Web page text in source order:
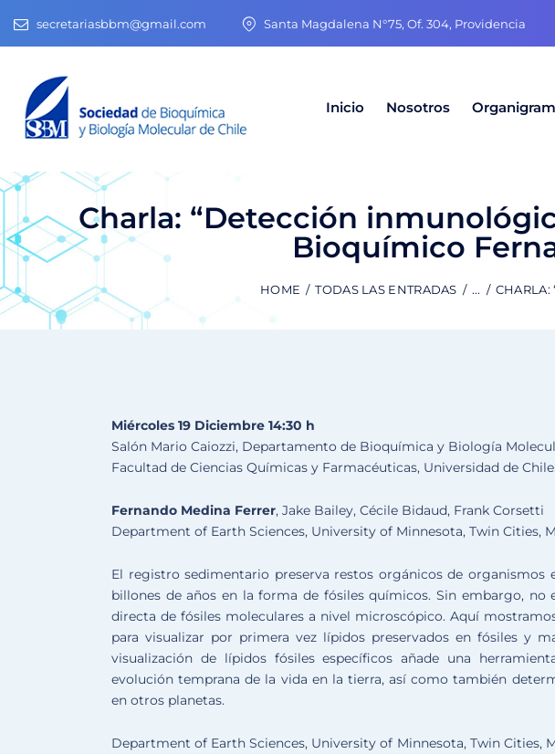
secretariasbbm@gmail.com Santa Magdalena N°75, Of. 304, Providencia
Inicio Nosotros
Charla: “Detección
Bioquímico
HOME TODAS LAS ENTRADAS ... CHARLA:
Miércoles 19 Diciembre 14:30 h
Salón Mario Caiozzi, Departamento de Bioquímica y Biología
Facultad de Ciencias Químicas y Farmacéuticas, Universidad de Chile.
Fernando Medina Ferrer, Jake Bailey, Cécile Bidaud, Frank Corsetti
Department of Earth Sciences, University of Minnesota, Twin Cities,
El registro sedimentario preserva restos orgánicos de organismos
billones de años en la forma de fósiles químicos. Sin embargo, no
directa de fósiles moleculares a nivel microscópico. Aquí
para visualizar por primera vez lípidos preservados en fósiles y
visualización de lípidos fósiles específicos añade una
evolución temprana de la vida en la tierra, así como también
en otros planetas.
Department of Earth Sciences, University of Minnesota, Twin Cities,